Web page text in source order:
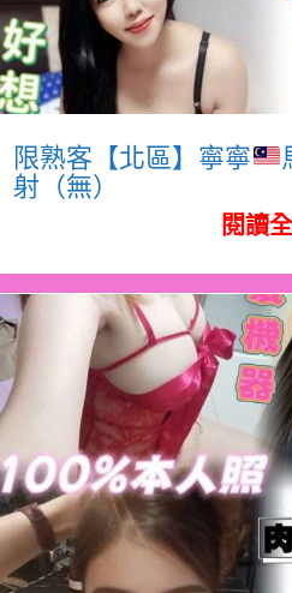
限熟客【北區】寧寧
射（無）
閱讀